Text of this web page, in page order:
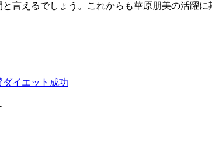
言えるでしょう。これからも華原朋美の活躍に
ダイエット成功